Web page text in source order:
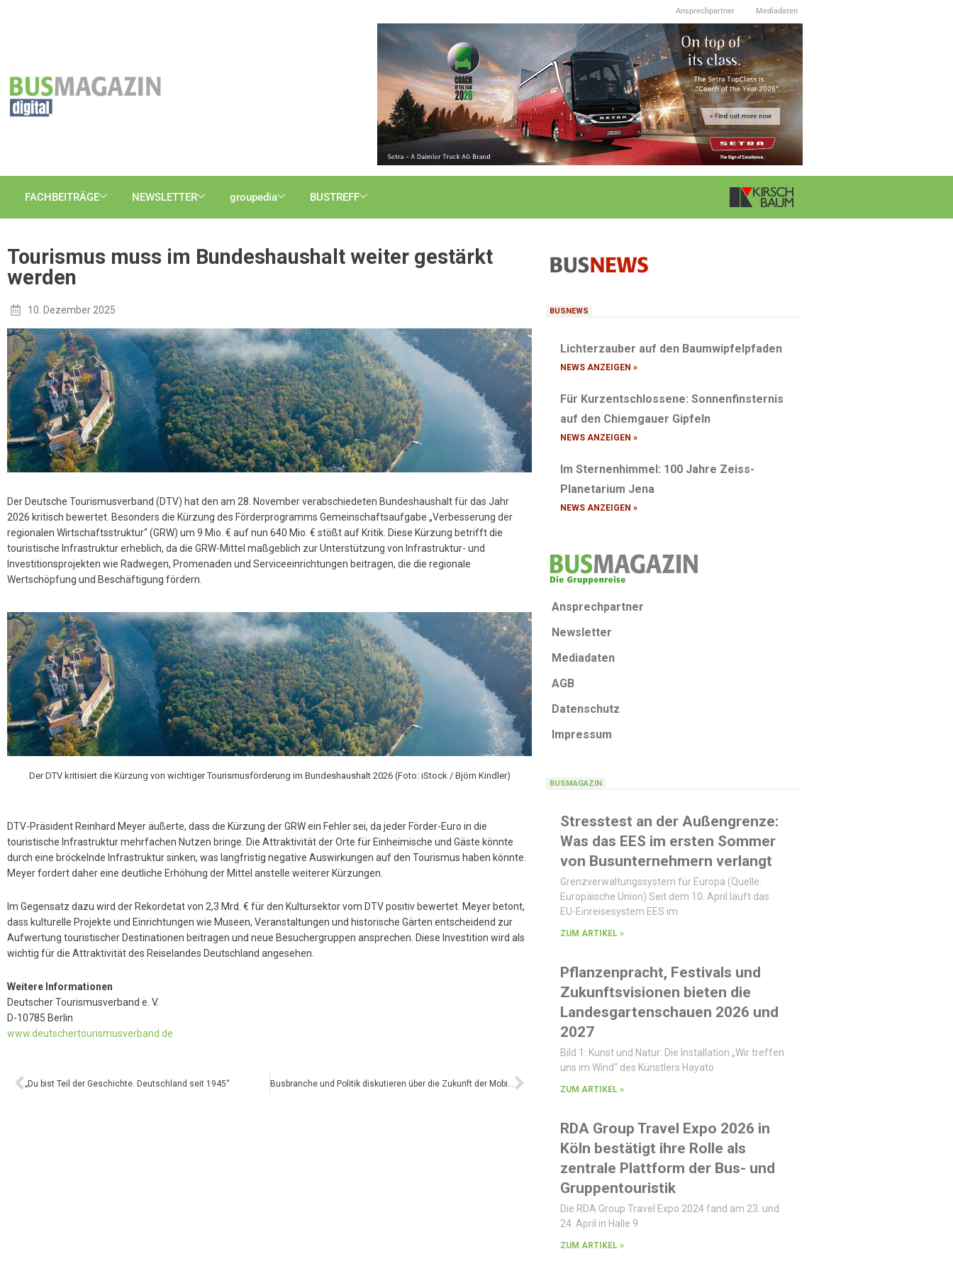
Ansprechpartner Mediadaten
FACHBEITRÄGE NEWSLETTER groupedia BUSTREFF
Tourismus muss im Bundeshaushalt weiter gestärkt
werden
10. Dezember 2025
Der Deutsche Tourismusverband (DTV) hat den am 28. November verabschiedeten Bundeshaushalt für das Jahr
2026 kritisch bewertet. Besonders die Kürzung des Förderprogramms Gemeinschaftsaufgabe „Verbesserung der
regionalen Wirtschaftsstruktur“ (GRW) um 9 Mio. € auf nun 640 Mio. € stößt auf Kritik. Diese Kürzung betrifft die
touristische Infrastruktur erheblich, da die GRW-Mittel maßgeblich zur Unterstützung von Infrastruktur- und
Investitionsprojekten wie Radwegen, Promenaden und Serviceeinrichtungen beitragen, die die regionale
Wertschöpfung und Beschäftigung fördern.
Der DTV kritisiert die Kürzung von wichtiger Tourismusförderung im Bundeshaushalt 2026 (Foto: iStock / Björn Kindler)
DTV-Präsident Reinhard Meyer äußerte, dass die Kürzung der GRW ein Fehler sei, da jeder Förder-Euro in die
touristische Infrastruktur mehrfachen Nutzen bringe. Die Attraktivität der Orte für Einheimische und Gäste könnte
durch eine bröckelnde Infrastruktur sinken, was langfristig negative Auswirkungen auf den Tourismus haben könnte.
Meyer fordert daher eine deutliche Erhöhung der Mittel anstelle weiterer Kürzungen.
Im Gegensatz dazu wird der Rekordetat von 2,3 Mrd. € für den Kultursektor vom DTV positiv bewertet. Meyer betont,
dass kulturelle Projekte und Einrichtungen wie Museen, Veranstaltungen und historische Gärten entscheidend zur
Aufwertung touristischer Destinationen beitragen und neue Besuchergruppen ansprechen. Diese Investition wird als
wichtig für die Attraktivität des Reiselandes Deutschland angesehen.
Weitere Informationen
Deutscher Tourismusverband e. V.
D-10785 Berlin
www.deutschertourismusverband.de
„Du bist Teil der Geschichte. Deutschland seit 1945“ Busbranche und Politik diskutieren über die Zukunft der Mobilität
BUSNEWS
Lichterzauber auf den Baumwipfelpfaden
NEWS ANZEIGEN »
Für Kurzentschlossene: Sonnenfinsternis
auf den Chiemgauer Gipfeln
NEWS ANZEIGEN »
Im Sternenhimmel: 100 Jahre Zeiss-
Planetarium Jena
NEWS ANZEIGEN »
Ansprechpartner
Newsletter
Mediadaten
AGB
Datenschutz
Impressum
BUSMAGAZIN
Stresstest an der Außengrenze:
Was das EES im ersten Sommer
von Busunternehmern verlangt
Grenzverwaltungssystem für Europa (Quelle:
Europäische Union) Seit dem 10. April läuft das
EU-Einreisesystem EES im
ZUM ARTIKEL »
Pflanzenpracht, Festivals und
Zukunftsvisionen bieten die
Landesgartenschauen 2026 und
2027
Bild 1: Kunst und Natur: Die Installation „Wir treffen
uns im Wind“ des Künstlers Hayato
ZUM ARTIKEL »
RDA Group Travel Expo 2026 in
Köln bestätigt ihre Rolle als
zentrale Plattform der Bus- und
Gruppentouristik
Die RDA Group Travel Expo 2024 fand am 23. und
24. April in Halle 9
ZUM ARTIKEL »